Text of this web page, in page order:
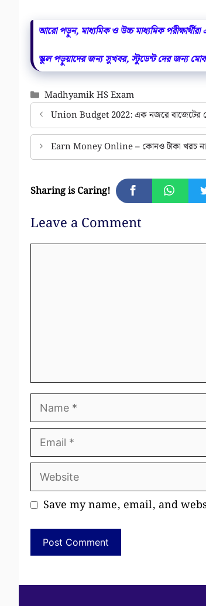
আরো পড়ুন, মাধ্যমিক ও উচ্চ মাধ্যমিক
স্কুল পড়ুয়াদের জন্য সুখবর, স্টুডেন্ট দের জন্য
Categories
Madhyamik HS Exam
Union Budget 2022: এক নজরে বাজেটের
Earn Money Online – কোনও টাকা খরচ না
Sharing is Caring!
Leave a Comment
Name
Email
Website
Save my name, email, and